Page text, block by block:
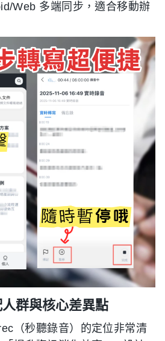
Web 多端同步，適合移動辦
群與核心差異點
（秒聽錄音）的定位非常清